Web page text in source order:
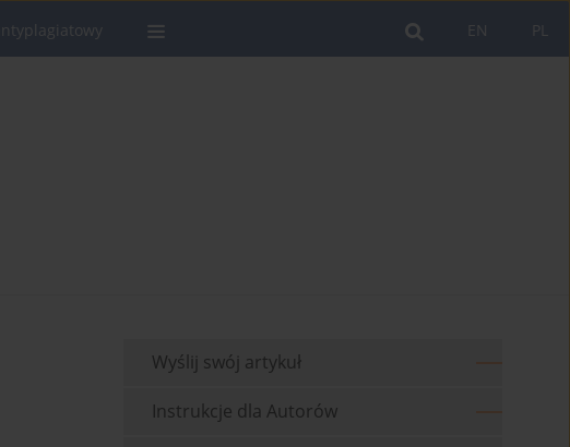
PL
EN
Wyślij swój artykuł
Instrukcje dla Autorów